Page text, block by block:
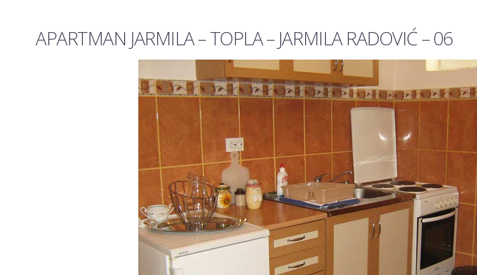
APARTMAN JARMILA – TOPLA – JARMILA RADOVIĆ – 06